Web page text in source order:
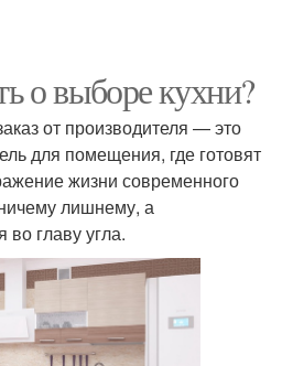
о выборе кухни?
от производителя — это
для помещения, где готовят
жизни современного
лишнему, а
во главу угла.